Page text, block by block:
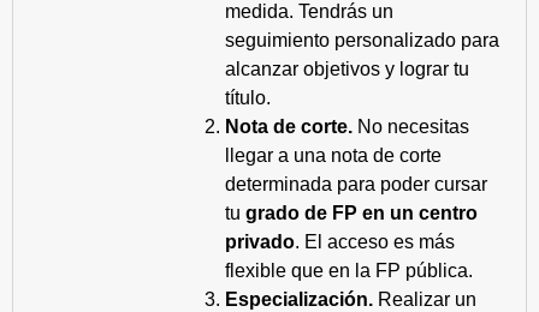
medida. Tendrás un
seguimiento personalizado para
alcanzar objetivos y lograr tu
título.
Nota de corte. No necesitas
llegar a una nota de corte
determinada para poder cursar
tu grado de FP en un centro
privado. El acceso es más
flexible que en la FP pública.
Especialización. Realizar un